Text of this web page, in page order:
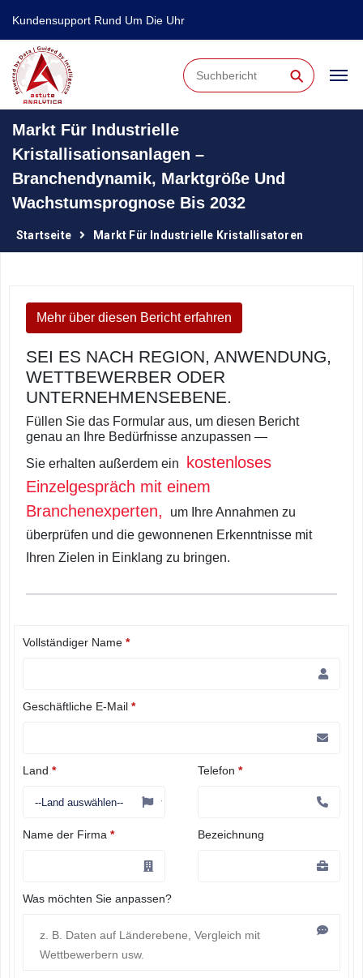
Kundensupport Rund Um Die Uhr
⚲
Markt Für Industrielle
Kristallisationsanlagen –
Branchendynamik, Marktgröße Und
Wachstumsprognose Bis 2032
Startseite Markt Für Industrielle Kristallisatoren
Mehr über diesen Bericht erfahren
SEI ES NACH REGION, ANWENDUNG,
WETTBEWERBER ODER
UNTERNEHMENSEBENE.
Füllen Sie das Formular aus, um diesen Bericht
genau an Ihre Bedürfnisse anzupassen —
Sie erhalten außerdem ein
kostenloses
Einzelgespräch mit einem
Branchenexperten,
um Ihre Annahmen zu
überprüfen und die gewonnenen Erkenntnisse mit
Ihren Zielen in Einklang zu bringen.
Vollständiger Name *
Geschäftliche E-Mail *
Land * Telefon *
Name der Firma * Bezeichnung
Was möchten Sie anpassen?